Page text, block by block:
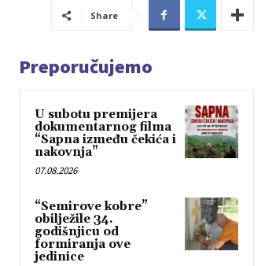
Share
Preporučujemo
U subotu premijera
dokumentarnog filma
“Sapna između čekića i
nakovnja”
07.08.2026
“Semirove kobre”
obilježile 34.
godišnjicu od
formiranja ove
jedinice